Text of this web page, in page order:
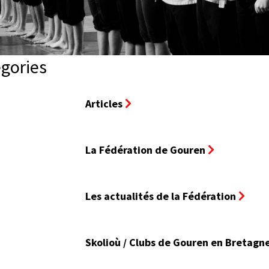
Articles
La Fédération de Gouren
Les actualités de la Fédération
Skolioù / Clubs de Gouren en